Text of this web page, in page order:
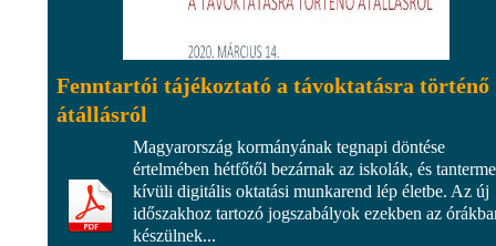
Fenntartói tájékoztató a távoktatásra történő
átállásról
Magyarország kormányának tegnapi döntése
értelmében hétfőtől bezárnak az iskolák, és
kívüli digitális oktatási munkarend lép életbe. Az új
időszakhoz tartozó jogszabályok ezekben az
készülnek...